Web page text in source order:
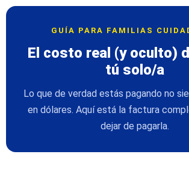
GUÍA PARA FAMILIAS
El costo real (y oculto)
tú solo/a
Lo que de verdad estás pagando no
en dólares. Aquí está la factura
dejar de pagarla.